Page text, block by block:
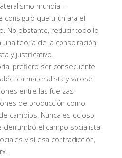
mundial –
que triunfara el
No obstante, reducir todo lo
una teoría de la conspiración
y justificativo.
prefiero ser consecuente
materialista y valorar
entre las fuerzas
de producción como
cambios. Nunca es ocioso
derrumbó el campo socialista
y sí esa contradicción,